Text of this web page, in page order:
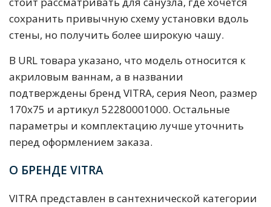
сохранить привычную схему установки вдоль
стены, но получить более широкую чашу.
В URL товара указано, что модель относится к
акриловым ваннам, а в названии
подтверждены бренд VITRA, серия Neon, размер
170х75 и артикул 52280001000. Остальные
параметры и комплектацию лучше уточнить
перед оформлением заказа.
О БРЕНДЕ VITRA
VITRA представлен в сантехнической категории